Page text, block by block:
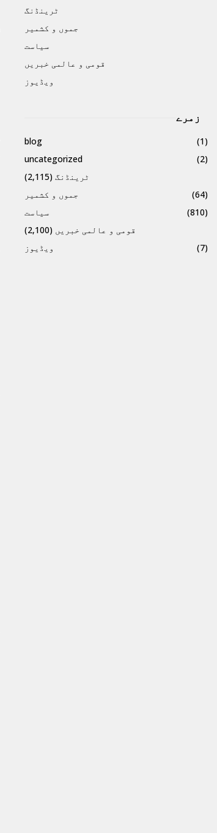
ٹرینڈنگ
جموں و کشمیر
سیاست
قومی و عالمی خبریں
ویڈیوز
زمرے
blog
(1)
uncategorized
(2)
ٹرینڈنگ (2,115)
جموں و کشمیر
(64)
سیاست
(810)
قومی و عالمی خبریں (2,100)
ویڈیوز
(7)